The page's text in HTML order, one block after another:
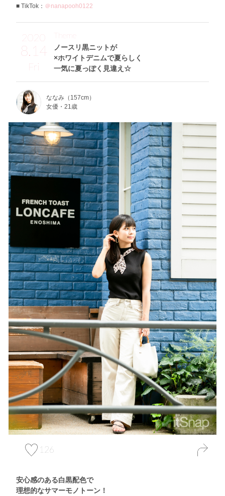
TikTok： ＠nanapooh0122
8.14
Fri
ノースリ黒ニットが
×ホワイトデニムで夏らしく
一気に夏っぽく見違え☆
Theme
ななみ（157cm）
女優・21歳
126
安心感のある白黒配色で
理想的なサマーモノトーン！